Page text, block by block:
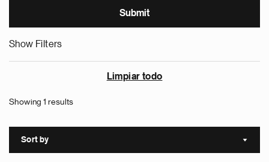
Show Filters
Limpiar todo
Showing 1 results
Sort by Sort